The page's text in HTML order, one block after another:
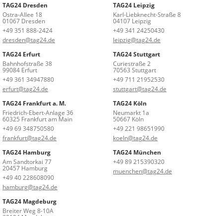
TAG24 Dresden
Ostra-Allee 18
01067 Dresden
+49 351 888-2424
dresden@tag24.de
TAG24 Leipzig
Karl-Liebknecht-Straße 8
04107 Leipzig
+49 341 24250430
leipzig@tag24.de
TAG24 Erfurt
Bahnhofstraße 38
99084 Erfurt
+49 361 34947880
erfurt@tag24.de
TAG24 Stuttgart
Curiestraße 2
70563 Stuttgart
+49 711 21952530
stuttgart@tag24.de
TAG24 Frankfurt a. M.
Friedrich-Ebert-Anlage 36
60325 Frankfurt am Main
+49 69 348750580
frankfurt@tag24.de
TAG24 Köln
Neumarkt 1a
50667 Köln
+49 221 98651990
koeln@tag24.de
TAG24 Hamburg
Am Sandtorkai 77
20457 Hamburg
+49 40 228608090
hamburg@tag24.de
TAG24 München
+49 89 215390320
muenchen@tag24.de
TAG24 Magdeburg
Breiter Weg 8-10A